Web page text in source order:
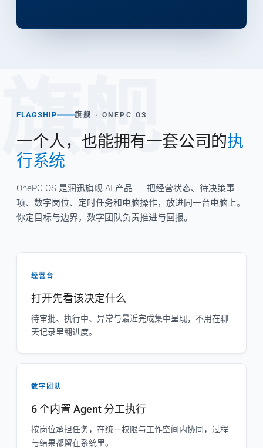
旗舰
FLAGSHIP 旗舰 · ONEPC OS
一个人，也能拥有一套公司的执
行系统
OnePC OS 是润迅旗舰 AI 产品——把经营状态、待决策事
项、数字岗位、定时任务和电脑操作，放进同一台电脑上。
你定目标与边界，数字团队负责推进与回报。
经营台
打开先看该决定什么
待审批、执行中、异常与最近完成集中呈现，不用在聊
天记录里翻进度。
数字团队
6 个内置 Agent 分工执行
按岗位承担任务，在统一权限与工作空间内协同，过程
与结果都留在系统里。